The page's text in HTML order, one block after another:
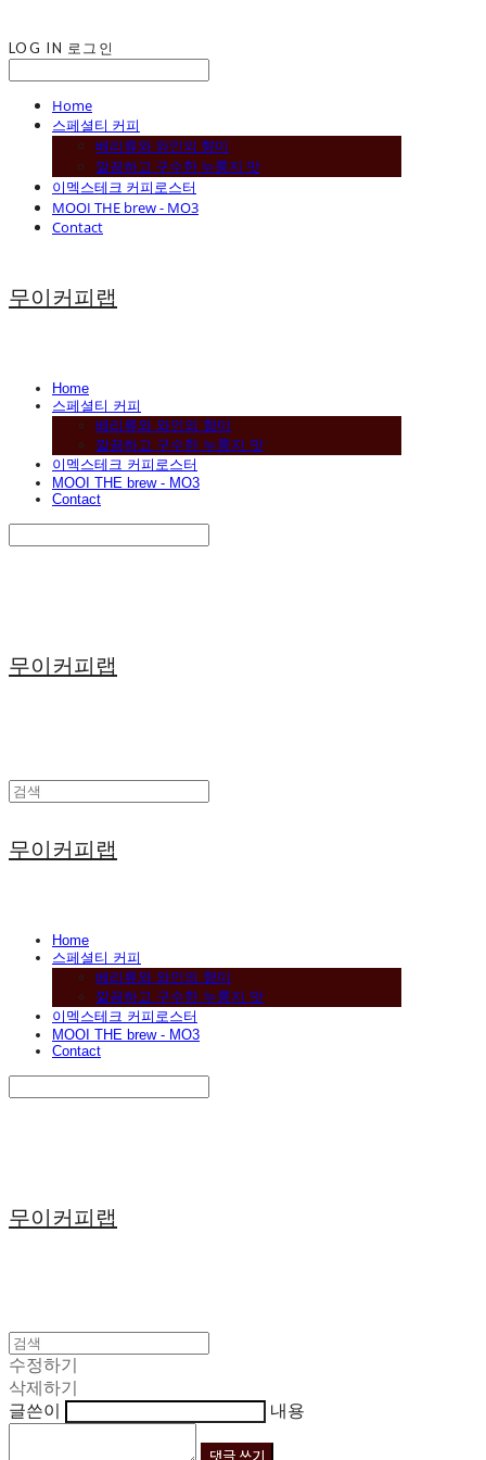
LOG IN 로그인
Home
스페셜티 커피
베리류와 와인의 향미
깔끔하고 구수한 누룽지 맛
이멕스테크 커피로스터
MOOI THE brew - MO3
Contact
무이커피랩
Home
스페셜티 커피
베리류와 와인의 향미
깔끔하고 구수한 누룽지 맛
이멕스테크 커피로스터
MOOI THE brew - MO3
Contact
무이커피랩
무이커피랩
Home
스페셜티 커피
베리류와 와인의 향미
깔끔하고 구수한 누룽지 맛
이멕스테크 커피로스터
MOOI THE brew - MO3
Contact
무이커피랩
수정하기
삭제하기
글쓴이
내용